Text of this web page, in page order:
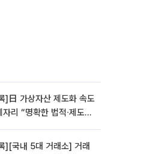
]日 가상자산 제도화 속도
리 “명확한 법적∙제도적
][국내 5대 거래소] 거래